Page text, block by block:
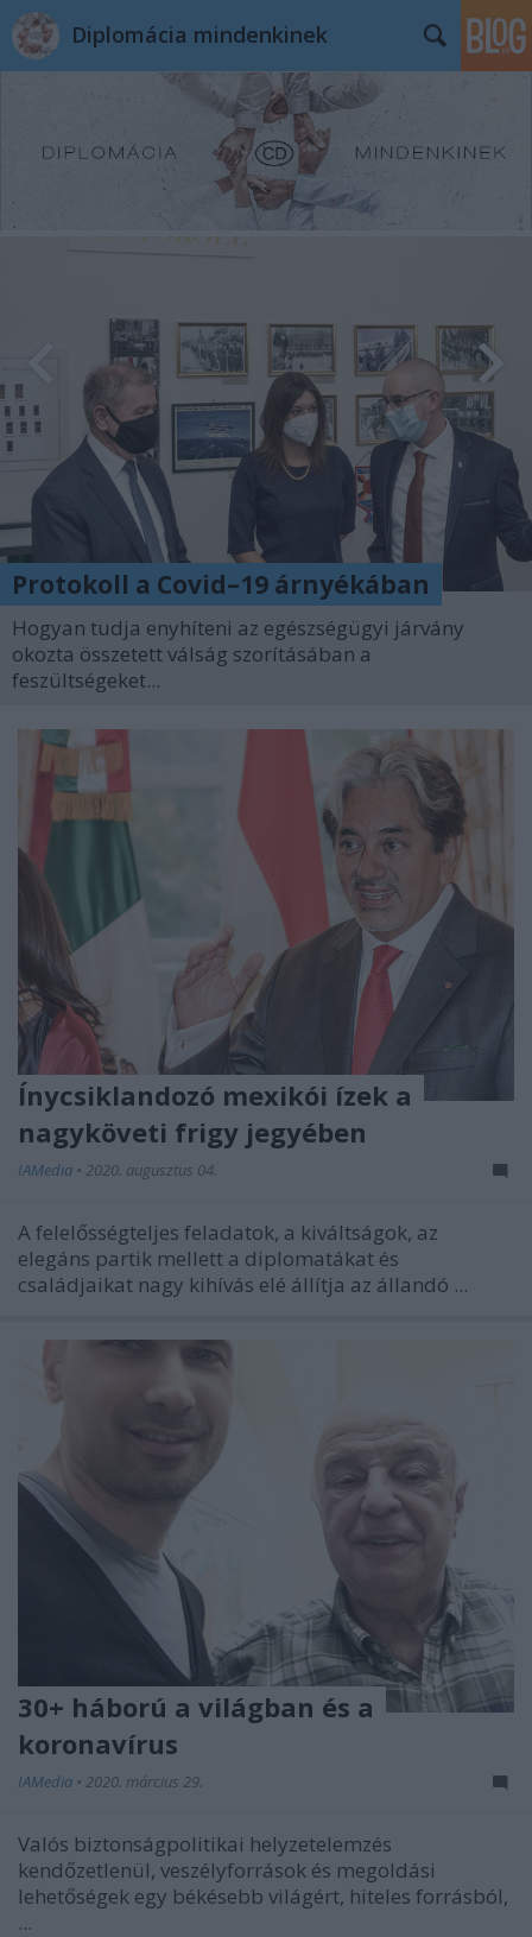
Diplomácia mindenkinek
Protokoll a Covid–19 árnyékában
Hogyan tudja enyhíteni az egészségügyi járvány
okozta összetett válság szorításában a
feszültségeket...
Ínycsiklandozó mexikói ízek a
nagyköveti frigy jegyében
IAMedia • 2020. augusztus 04.
A felelősségteljes feladatok, a kiváltságok, az
elegáns partik mellett a diplomatákat és
családjaikat nagy kihívás elé állítja az állandó ...
30+ háború a világban és a
koronavírus
IAMedia • 2020. március 29.
Valós biztonságpolitikai helyzetelemzés
kendőzetlenül, veszélyforrások és megoldási
lehetőségek egy békésebb világért, hiteles forrásból,
...